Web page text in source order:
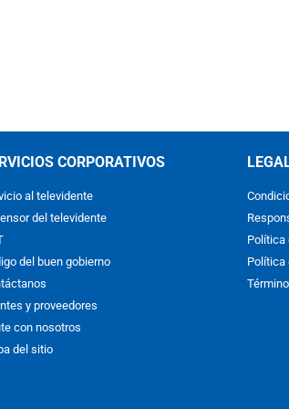
CORPORATIVOS
al televidente
del televidente
del buen gobierno
y proveedores
con nosotros
del sitio
Política
Política